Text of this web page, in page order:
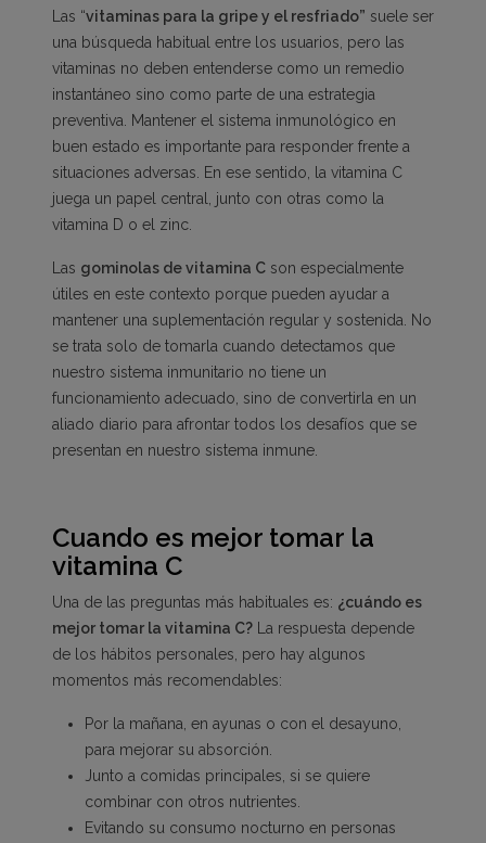
Las “vitaminas para la gripe y el resfriado” suele ser
una búsqueda habitual entre los usuarios, pero las
vitaminas no deben entenderse como un remedio
instantáneo sino como parte de una estrategia
preventiva. Mantener el sistema inmunológico en
buen estado es importante para responder frente a
situaciones adversas. En ese sentido, la vitamina C
juega un papel central, junto con otras como la
vitamina D o el zinc.
Las gominolas de vitamina C son especialmente
útiles en este contexto porque pueden ayudar a
mantener una suplementación regular y sostenida. No
se trata solo de tomarla cuando detectamos que
nuestro sistema inmunitario no tiene un
funcionamiento adecuado, sino de convertirla en un
aliado diario para afrontar todos los desafíos que se
presentan en nuestro sistema inmune.
Cuando es mejor tomar la
vitamina C
Una de las preguntas más habituales es: ¿cuándo es
mejor tomar la vitamina C? La respuesta depende
de los hábitos personales, pero hay algunos
momentos más recomendables:
Por la mañana, en ayunas o con el desayuno,
para mejorar su absorción.
Junto a comidas principales, si se quiere
combinar con otros nutrientes.
Evitando su consumo nocturno en personas